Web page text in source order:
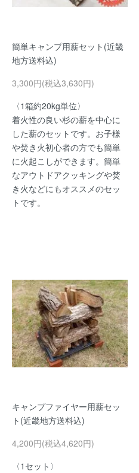
簡単キャンプ用薪セット(近畿
地方送料込)
3,300円(税込3,630円)
〈1箱約20kg単位〉
着火性の良い杉の薪を中心に
した薪のセットです。お子様
や焚き火初心者の方でも簡単
に火起こしができます。簡単
なアウトドアクッキングや焚
き火などにもオススメのセッ
トです。
キャンプファイヤー用薪セッ
ト(近畿地方送料込)
4,200円(税込4,620円)
〈1セット〉